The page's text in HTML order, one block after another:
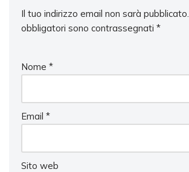
Il tuo indirizzo email non sarà pubblicato.
obbligatori sono contrassegnati *
Nome *
Email *
Sito web